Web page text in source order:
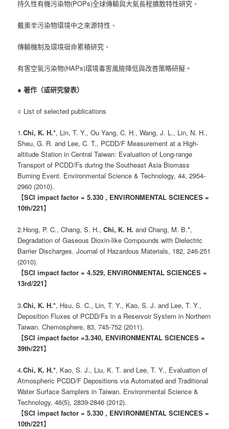
持久性有機污染物(POPs)全球傳輸與大氣長程擴散特性研究、
戴奧辛污染物環境中之來源特性、
傳輸機制及環境宿命累積研究、
有害空氣污染物(HAPs)環境毒害風險降低與改善策略研擬。
●著作（或研究發表）
○ List of selected publications
1.Chi, K. H.*, Lin, T. Y., Ou Yang, C. H., Wang, J. L., Lin, N. H.,
Sheu, G. R. and Lee, C. T., PCDD/F Measurement at a High-
altitude Station in Central Taiwan: Evaluation of Long-range
Transport of PCDD/Fs during the Southeast Asia Biomass
Burning Event. Environmental Science & Technology, 44, 2954-
2960 (2010).
【SCI impact factor = 5.330 , ENVIRONMENTAL SCIENCES =
10th/221】
2.Hong, P. C., Chang, S. H.,Chi, K. H. and Chang, M. B.*,
Degradation of Gaseous Dioxin-like Compounds with Dielectric
Barrier Discharges. Journal of Hazardous Materials, 182, 246-251
(2010).
【SCI impact factor = 4.529, ENVIRONMENTAL SCIENCES =
13rd/221】
3.Chi, K. H.*, Hsu, S. C., Lin, T. Y., Kao, S. J. and Lee, T. Y.,
Deposition Fluxes of PCDD/Fs in a Reservoir System in Northern
Taiwan. Chemosphere, 83, 745-752 (2011).
【SCI impact factor =3.340, ENVIRONMENTAL SCIENCES =
39th/221】
4.Chi, K. H.*, Kao, S. J., Liu, K. T. and Lee, T. Y., Evaluation of
Atmospheric PCDD/F Depositions via Automated and Traditional
Water Surface Samplers in Taiwan. Environmental Science &
Technology, 46(5), 2839-2846 (2012).
【SCI impact factor = 5.330 , ENVIRONMENTAL SCIENCES =
10th/221】